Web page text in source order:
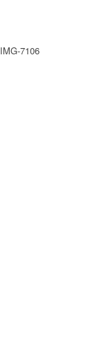
IMG-7106